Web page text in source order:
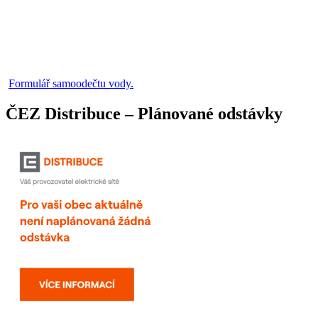
Formulář samoodečtu vody.
ČEZ Distribuce – Plánované odstávky